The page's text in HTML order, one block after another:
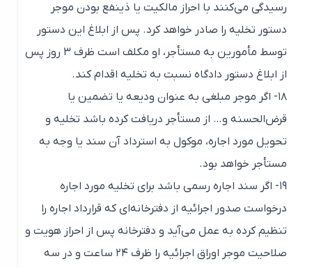
رسیدگی می‌کنند با احراز مالکیت یا ذینفع بودن موجر
دستور تخلیه را صادر خواهد کرد. پس از ابلاغ این دستور
توسط مأمورین به مستأجر، او مکلف است ظرف ۳ روز پس
از ابلاغ دستور دادگاه نسبت به تخلیه اقدام کند.
۱۸- اگر موجر مبلغی به عنوان ودیعه یا تضمین یا
قرض‌الحسنه و… از مستأجر دریافت کرده باشد تخلیه و
تحویل مورد اجاره، موکول به استرداد آن سند یا وجه به
مستأجر خواهد بود.
۱۹- اگر سند اجاره رسمی باشد برای تخلیه مورد اجاره
درخواست صدور اجرائیه از دفترخانه‌ای که قرارداد اجاره را
تنظیم کرده به عمل می‌آید و دفترخانه پس از احراز هویت و
صلاحیت موجر اوراق اجرائیه را ظرف ۲۴ ساعت و در سه